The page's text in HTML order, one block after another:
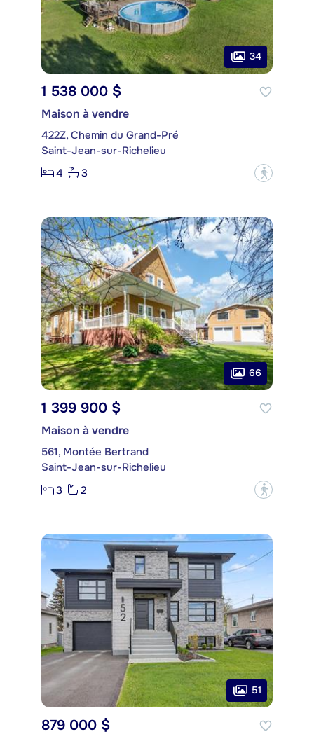
34
1 538 000 $
Maison à vendre
422Z, Chemin du Grand-Pré
Saint-Jean-sur-Richelieu
4
3 ?
66
1 399 900 $
Maison à vendre
561, Montée Bertrand
Saint-Jean-sur-Richelieu
3
2 ?
51
879 000 $